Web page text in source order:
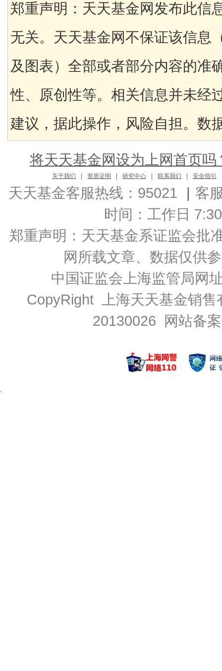
郑重声明：天天基金网发布此信
无关。天天基金网不保证该信息
及图表）全部或者部分内容的准
性、原创性等。相关信息并未经
建议，据此操作，风险自担。数
将天天基金网设为上网首页吗
关于我们 资质证明 研究中心 联系我们 安全指引
天天基金客服热线：95021 | 客
时间：工作日
郑重声明： 天天基金系证监会批
网所载文章、数据仅供
中国证监会上海监管局网
CopyRight 上海天天基金销
20130026 网站备